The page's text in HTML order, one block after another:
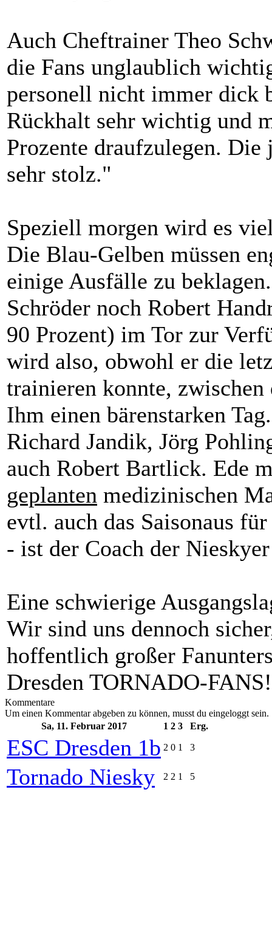
Auch Cheftrainer Theo
die Fans unglaublich
personell nicht immer dick
Rückhalt sehr wichtig und
Prozente draufzulegen.
sehr stolz."
Speziell morgen wird es
Die Blau-Gelben müssen
einige Ausfälle zu
Schröder noch Robert
90 Prozent) im Tor zur
wird also, obwohl er die
trainieren konnte, zwischen
Ihm einen bärenstarken
Richard Jandik, Jörg
auch Robert Bartlick. Ede
geplanten medizinischen
evtl. auch das Saisonaus
- ist der Coach der
Eine schwierige
Wir sind uns dennoch
hoffentlich großer
Dresden TORNADO-
Kommentare
Um einen Kommentar abgeben zu können, musst du eingeloggt sein.
Sa, 11. Februar 2017
1 2 3 Erg.
ESC Dresden 1b 2 0 1 3
Tornado Niesky 2 2 1 5